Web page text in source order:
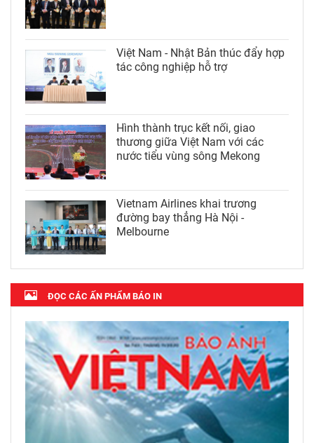
Việt Nam - Nhật Bản thúc đẩy hợp
tác công nghiệp hỗ trợ
Hình thành trục kết nối, giao
thương giữa Việt Nam với các
nước tiểu vùng sông Mekong
Vietnam Airlines khai trương
đường bay thẳng Hà Nội -
Melbourne
ĐỌC CÁC ẤN PHẨM BÁO IN